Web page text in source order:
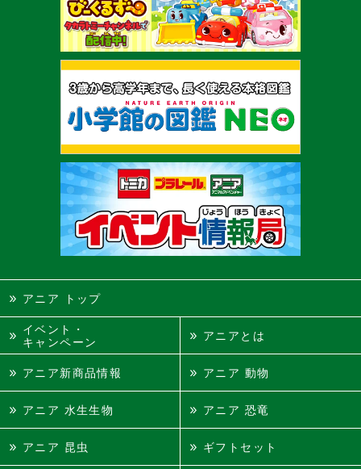
アニア トップ
イベント・
キャンペーン
アニアとは
アニア新商品情報 アニア 動物
アニア 水生生物 アニア 恐竜
アニア 昆虫 ギフトセット